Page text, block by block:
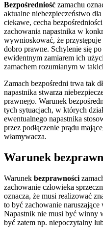
Bezpośredniość zamachu
aktualne niebezpieczeństwo
ciekawe, cecha
zachowania napastnika w
wywnioskować, że
dobro prawne. Schylenie się
ewidentnym zamiarem ich
zamachem rozumianym w
Zamach bezpośredni trwa tak
napastnika stwarza
prawnego. Warunek
tych sytuacjach, w których
ewentualnego napastnika
przez podłączenie prądu
włamywacza.
Warunek
Warunek bezprawności
zachowanie człowieka
oznacza, że musi realizować
to być zachowanie naruszające
Napastnik nie musi być winny
być zatem np. niepoczytalny